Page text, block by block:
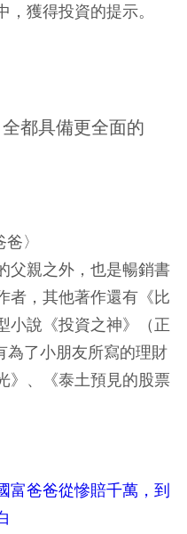
獲得投資的提示。
都具備更全面的
〉
父親之外，也是暢銷書
者，其他著作還有《比
小說《投資之神》（正
為了小朋友所寫的理財
》、《泰土預見的股票
富爸爸從慘賠千萬，到